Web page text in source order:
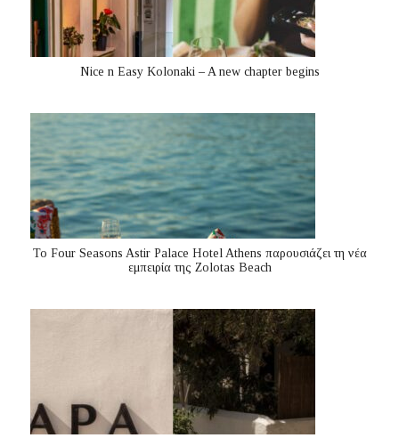
Nice n Easy Kolonaki – A new chapter begins
Το Four Seasons Astir Palace Hotel Athens παρουσιάζει τη νέα
εμπειρία της Zolotas Beach